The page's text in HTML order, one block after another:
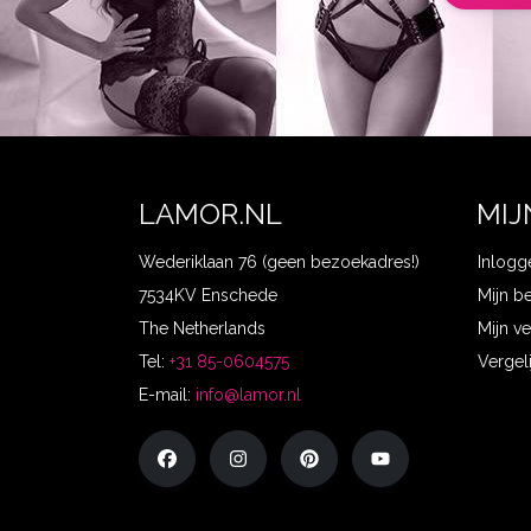
LAMOR.NL
Wederiklaan 76 (geen bezoekadres!)
7534KV Enschede
The Netherlands
Tel: +31 85-0604575
E-mail: info@lamor.nl
Mijn
Mijn